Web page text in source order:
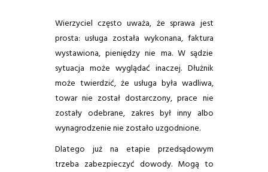
Wierzyciel często uważa, że sprawa jest
prosta: usługa została wykonana, faktura
wystawiona, pieniędzy nie ma. W sądzie
sytuacja może wyglądać inaczej. Dłużnik
może twierdzić, że usługa była wadliwa,
towar nie został dostarczony, prace nie
zostały odebrane, zakres był inny albo
wynagrodzenie nie zostało uzgodnione.
Dlatego już na etapie przedsądowym
trzeba zabezpieczyć dowody. Mogą to